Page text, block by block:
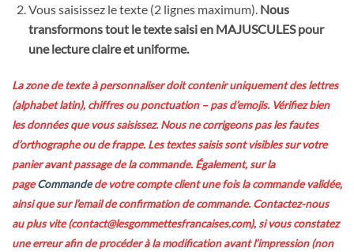
Vous saisissez le texte (2 lignes maximum). Nous
transformons tout le texte saisi en MAJUSCULES pour
une lecture claire et uniforme.
La zone de texte à personnaliser doit contenir uniquement des lettres
(alphabet latin), chiffres ou ponctuation – pas d’emojis. Vérifiez bien
les données que vous saisissez. Nous ne corrigeons pas les fautes
d’orthographe ou de frappe. Les textes saisis sont visibles sur votre
panier avant passage de la commande. Également, sur la
pageCommandede votre compte client une fois la commande validée,
ainsi que sur l’email de confirmation de commande. Contactez-nous
au plus vite (contact@lesgommettesfrancaises.com), si vous constatez
une erreur afin de procéder à la modificationavant l’impression (non